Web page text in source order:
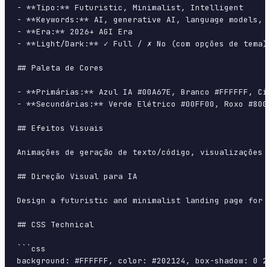
- **Tipo:** Futuristic, Minimalist, Intelligent
- **Keywords:** AI, generative AI, language
- **Era:** 2026+ AGI Era
- **Light/Dark:** ✓ Full / ✗ No (com opções de tema)
## Paleta de Cores
- **Primárias:** Azul IA #00A67E, Branco #FFFFFF,
- **Secundárias:** Verde Elétrico #00FF00, Roxo
## Efeitos Visuais
Animações de geração de texto/código,
## Direção Visual para IA
Design a futuristic and minimalist landing page for
## CSS Technical
```css
background: #FFFFFF, color: #202124, box-